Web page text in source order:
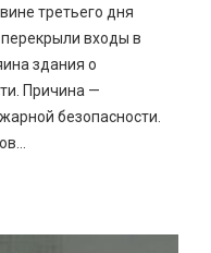
третьего дня
входы в
здания о
Причина —
безопасности.